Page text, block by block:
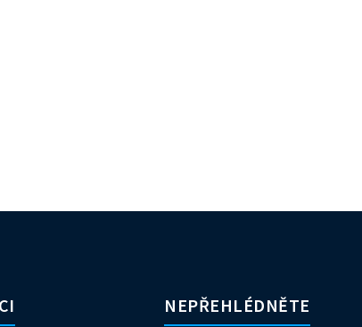
NEPŘEHLÉDNĚTE